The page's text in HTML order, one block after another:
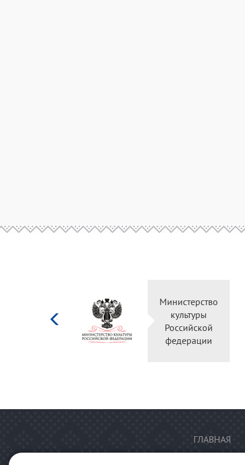
Министерство
культуры
Российской
федерации
ГЛАВНАЯ